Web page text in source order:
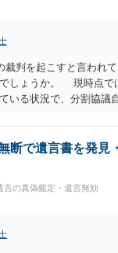
裁判を起こすと言われ
しょうか。 現時点で
いる状況で、分割協議
次第ですが、 ・御祖
が提出されればその
様自身が分割協議に加わ
協議を行う実益が誰に
実際に遺産分割協議の
立証のハードルは非常
断で遺言書を発見
言の真偽鑑定・遺言無効